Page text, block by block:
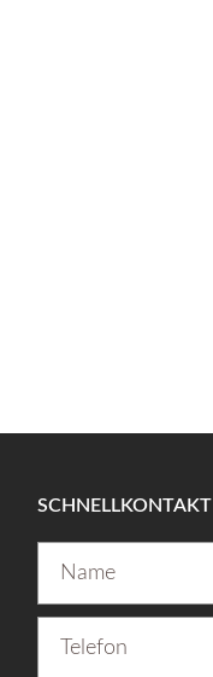
SCHNELLKONTAKT